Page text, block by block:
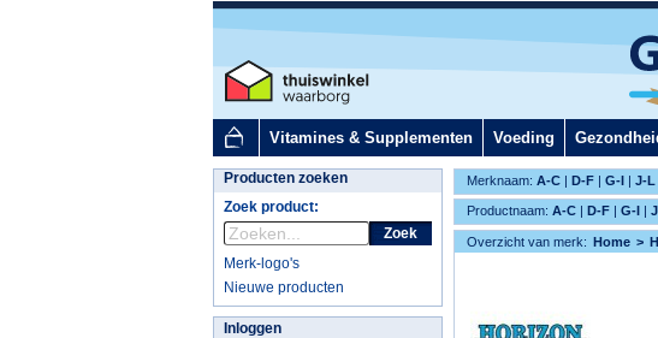
Vitamines & Supplementen Voeding
Merknaam: A-C | D-F | G-I | J-L
Productnaam: A-C | D-F | G-I |
Producten zoeken
Zoek product:
Zoek
Merk-logo's
Nieuwe producten
Inloggen
Overzicht van merk: Home